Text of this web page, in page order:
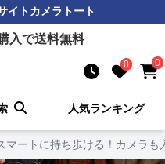
イトカメラトート
入で送料無料
0 0
人気ランキング
マートに持ち歩ける！カメラも